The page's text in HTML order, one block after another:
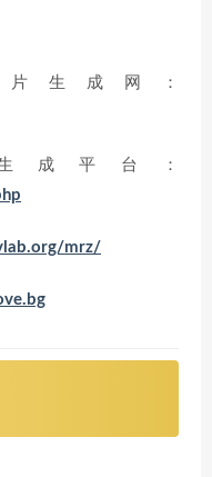
生成网：
成平台：
mrz/